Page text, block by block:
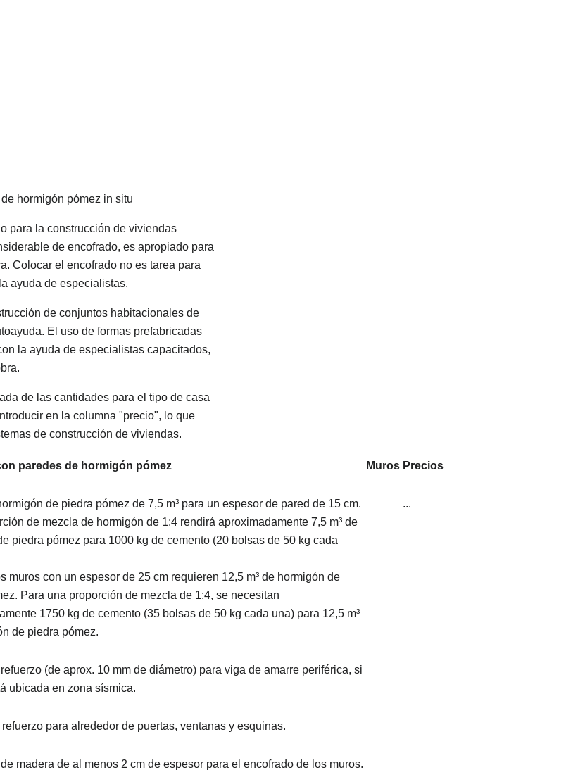
hormigón pómez in situ
para la construcción de viviendas
de encofrado, es apropiado para
Colocar el encofrado no es tarea para
ayuda de especialistas.
de conjuntos habitacionales de
El uso de formas prefabricadas
la ayuda de especialistas capacitados,
de las cantidades para el tipo de casa
en la columna "precio", lo que
de construcción de viviendas.
paredes de hormigón pómez Muros Precios
de piedra pómez de 7,5 m³ para un espesor de pared de 15 cm.
de mezcla de hormigón de 1:4 rendirá aproximadamente 7,5 m³ de
piedra pómez para 1000 kg de cemento (20 bolsas de 50 kg cada
muros con un espesor de 25 cm requieren 12,5 m³ de hormigón de
Para una proporción de mezcla de 1:4, se necesitan
1750 kg de cemento (35 bolsas de 50 kg cada una) para 12,5 m³
de piedra pómez.
...
(de aprox. 10 mm de diámetro) para viga de amarre periférica, si
ubicada en zona sísmica.
para alrededor de puertas, ventanas y esquinas.
madera de al menos 2 cm de espesor para el encofrado de los muros.